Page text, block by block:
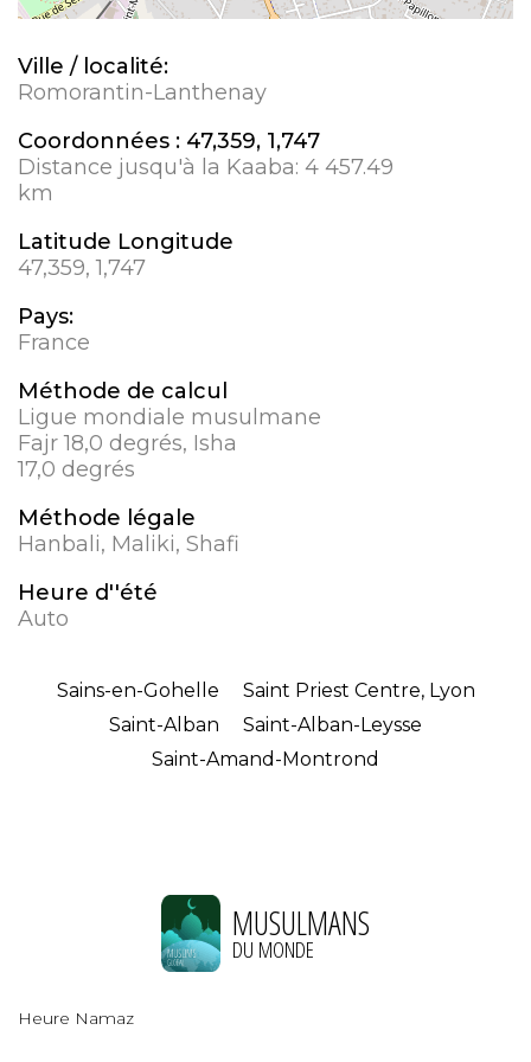
Ville / localité:
Romorantin-Lanthenay
Coordonnées : 47,359, 1,747
Distance jusqu'à la Kaaba: 4 457.49
km
Latitude Longitude
47,359, 1,747
Pays:
France
Méthode de calcul
Ligue mondiale musulmane
Fajr 18,0 degrés, Isha
17,0 degrés
Méthode légale
Hanbali, Maliki, Shafi
Heure d''été
Auto
Sains-en-Gohelle
Saint Priest Centre, Lyon
Saint-Alban
Saint-Alban-Leysse
Saint-Amand-Montrond
MUSULMANS
DU MONDE
Heure Namaz